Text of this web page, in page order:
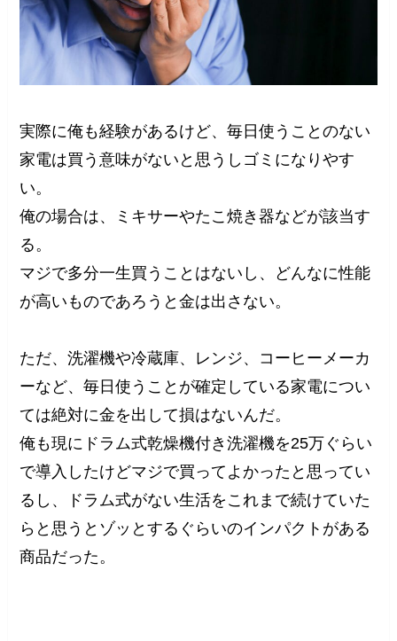
実際に俺も経験があるけど、毎日使うことのない
家電は買う意味がないと思うしゴミになりやす
い。
俺の場合は、ミキサーやたこ焼き器などが該当す
る。
マジで多分一生買うことはないし、どんなに性能
が高いものであろうと金は出さない。
ただ、洗濯機や冷蔵庫、レンジ、コーヒーメーカ
ーなど、毎日使うことが確定している家電につい
ては絶対に金を出して損はないんだ。
俺も現にドラム式乾燥機付き洗濯機を25万ぐらい
で導入したけどマジで買ってよかったと思ってい
るし、ドラム式がない生活をこれまで続けていた
らと思うとゾッとするぐらいのインパクトがある
商品だった。